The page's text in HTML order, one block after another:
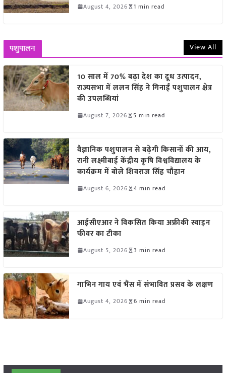
August 4, 2026 1 min read
पशुपालन View All
10 साल में 70% बढ़ा देश का दूध उत्पादन,
राज्यसभा में ललन सिंह ने गिनाईं पशुपालन क्षेत्र
की उपलब्धियां
August 7, 2026 5 min read
वैज्ञानिक पशुपालन से बढ़ेगी किसानों की आय,
रानी लक्ष्मीबाई केंद्रीय कृषि विश्वविद्यालय के
कार्यक्रम में बोले शिवराज सिंह चौहान
August 6, 2026 4 min read
आईसीएआर ने विकसित किया अफ्रीकी स्वाइन
फीवर का टीका
August 5, 2026 3 min read
गाभिन गाय एवं भैंस में संभावित प्रसव के लक्षण
August 4, 2026 6 min read